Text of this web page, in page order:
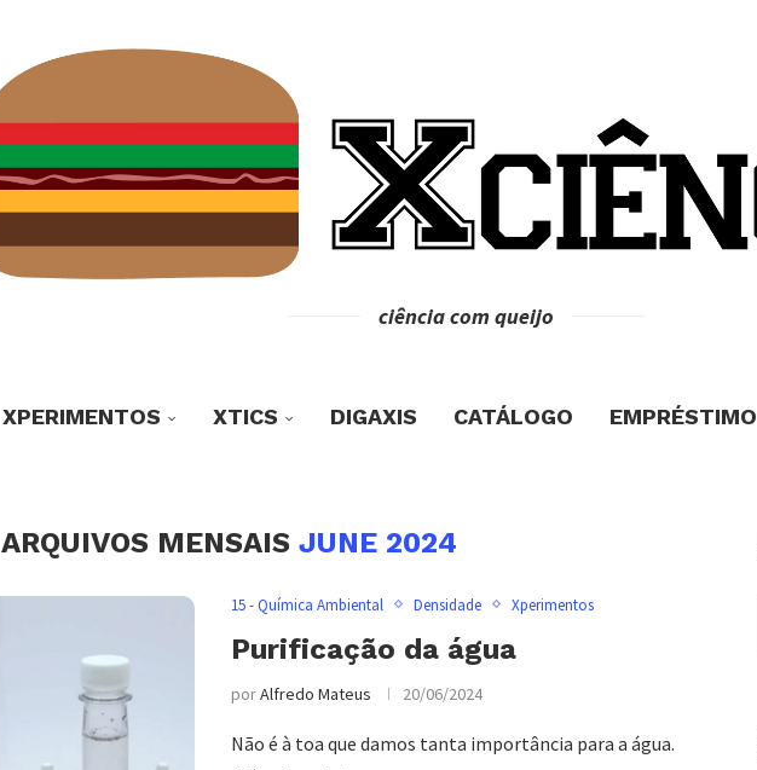
ciência com queijo
XPERIMENTOS XTICS DIGAXIS CATÁLOGO EMPRÉSTIMO
ARQUIVOS MENSAISJUNE 2024
15 - Química Ambiental Densidade Xperimentos
Purificação da água
porAlfredo Mateus 20/06/2024
Não é à toa que damos tanta importância para a água.